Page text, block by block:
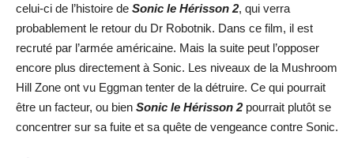
celui-ci de l’histoire de Sonic le Hérisson 2, qui verra
probablement le retour du Dr Robotnik. Dans ce film, il est
recruté par l’armée américaine. Mais la suite peut l’opposer
encore plus directement à Sonic. Les niveaux de la Mushroom
Hill Zone ont vu Eggman tenter de la détruire. Ce qui pourrait
être un facteur, ou bien Sonic le Hérisson 2pourrait plutôt se
concentrer sur sa fuite et sa quête de vengeance contre Sonic.